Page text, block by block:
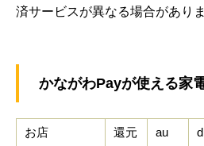
済サービスが異なる場合がありま
かながわPayが使える家
お店
還元
au
d